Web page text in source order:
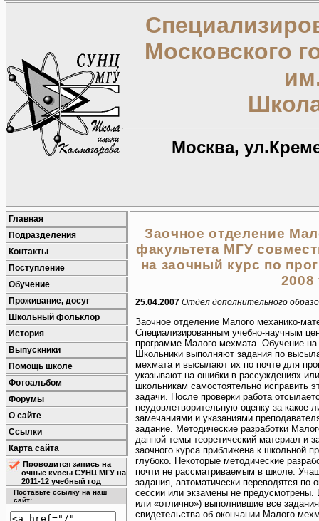
Московского
Москва,
Главная
Подразделения
Контакты
Поступление
Обучение
Проживание, досуг
Школьный фольклор
История
Выпускники
Помощь школе
Фотоальбом
Форумы
О сайте
Ссылки
Карта сайта
Проводится запись на
очные курсы СУНЦ МГУ на
2011-12 учебный год
Поставьте ссылку на наш
сайт:
Заочное отделение
факультета МГУ
на заочный курс по
2008
25.04.2007 Отдел дополнительного
Заочное отделение Малого механико-
Специализированным учебно-научным
программе Малого мехмата. Обучение
Школьники выполняют задания по
мехмата и высылают их по почте для
указывают на ошибки в рассуждениях
школьникам самостоятельно исправить
задачи. После проверки работа
неудовлетворительную оценку за
замечаниями и указаниями
задание. Методические разработки
данной темы теоретический материал и
заочного курса приближена к школьной
глубоко. Некоторые методические
почти не рассматриваемым в школе.
задания, автоматически переводятся
сессии или экзамены не предусмотрены.
или «отлично») выполнившие все
свидетельства об окончании Малого